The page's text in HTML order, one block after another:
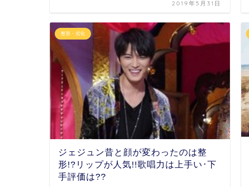
2019年5月31日
整形・劣化
ジェジュン昔と顔が変わったのは整
形!?リップが人気!!歌唱力は上手い･下
手評価は??